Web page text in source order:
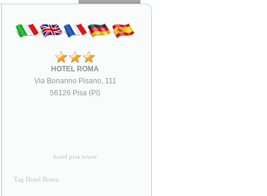
HOTEL ROMA
Via Bonanno Pisano, 111
56126 Pisa (PI)
hotel pisa tower
Tag Hotel Roma